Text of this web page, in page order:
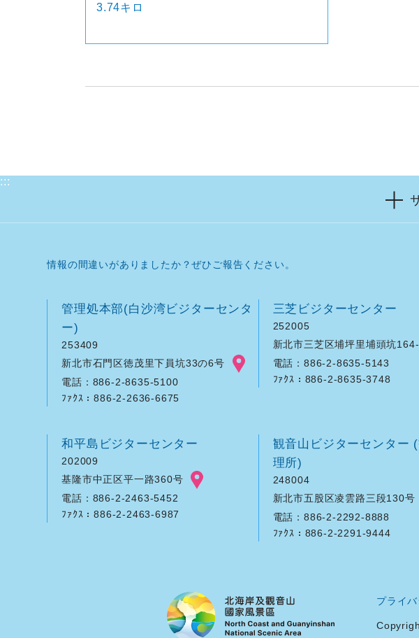
3.74キロ
:::
情報の間違いがありましたか？ぜひご報告ください。
管理処本部(白沙湾ビジターセンタ
ー)
253409
新北市石門区徳茂里下員坑33の6号
電話：886-2-8635-5100
ﾌｧｸｽ：886-2-2636-6675
三芝ビジターセンター
252005
新北市三芝区埔坪里埔頭坑
電話：886-2-8635-5143
ﾌｧｸｽ：886-2-8635-3748
和平島ビジターセンター
202009
基隆市中正区平一路360号
電話：886-2-2463-5452
ﾌｧｸｽ：886-2-2463-6987
観音山ビジターセンター
理所)
248004
新北市五股区凌雲路三段130号
電話：886-2-2292-8888
ﾌｧｸｽ：886-2-2291-9444
プライ